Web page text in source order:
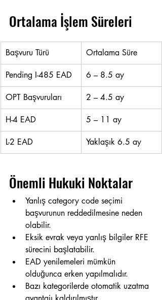
Ortalama İşlem Süreleri
Başvuru Türü Ortalama Süre
Pending I-485 EAD 6 – 8.5 ay
OPT Başvuruları 2 – 4.5 ay
H-4 EAD 5 – 11 ay
L-2 EAD Yaklaşık 6.5 ay
Önemli Hukuki Noktalar
Yanlış category code seçimi
başvurunun reddedilmesine neden
olabilir.
Eksik evrak veya yanlış bilgiler RFE
sürecini başlatabilir.
EAD yenilemeleri mümkün
olduğunca erken yapılmalıdır.
Bazı kategorilerde otomatik uzatma